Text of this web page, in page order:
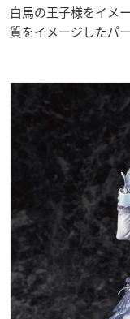
白馬の王子様をイメ
質をイメージしたパ